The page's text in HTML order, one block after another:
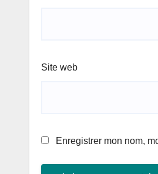
Site web
Enregistrer mon nom,